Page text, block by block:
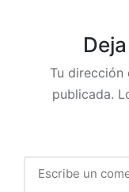
Tu dirección
publicada.